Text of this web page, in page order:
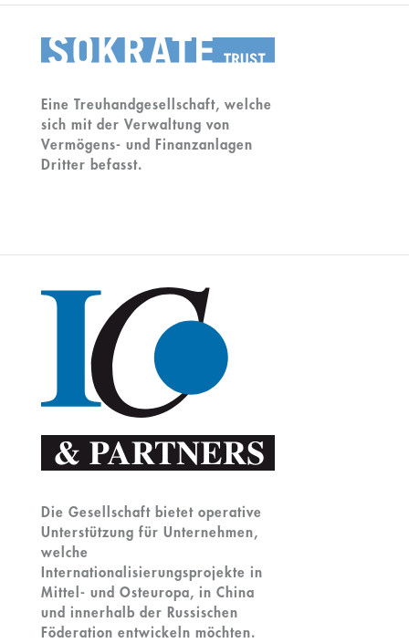
Eine Treuhandgesellschaft, welche
sich mit der Verwaltung von
Vermögens- und Finanzanlagen
Dritter befasst.
Die Gesellschaft bietet operative
Unterstützung für Unternehmen,
welche
Internationalisierungsprojekte in
Mittel- und Osteuropa, in China
und innerhalb der Russischen
Föderation entwickeln möchten.